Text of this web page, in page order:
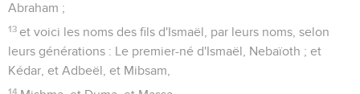
Abraham ;
13 et voici les noms des fils d'Ismaël, par leurs noms, selon
leurs générations : Le premier-né d'Ismaël, Nebaïoth ; et
Kédar, et Adbeël, et Mibsam,
14